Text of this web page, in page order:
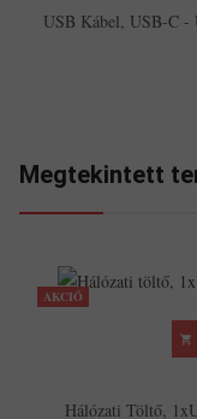
USB Kábel, USB-C -
Megtekintett
AKCIÓ
Hálózati Töltő,